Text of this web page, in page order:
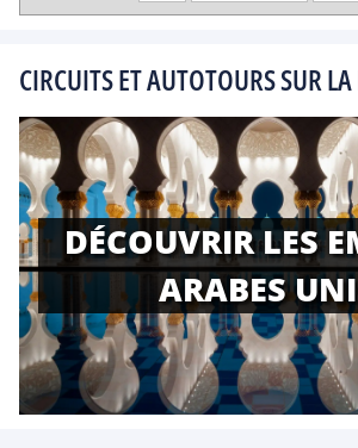
CIRCUITS ET AUTOTOURS SUR
DÉCOUVRIR LES
ARABES